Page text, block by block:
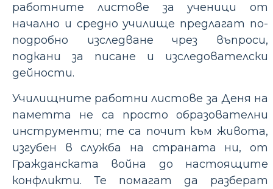
работните листове за ученици от
начално и средно училище предлагат по-
подробно изследване чрез въпроси,
подкани за писане и изследователски
дейности.
Училищните работни листове за Деня на
паметта не са просто образователни
инструменти; те са почит към живота,
изгубен в служба на страната ни, от
Гражданската война до настоящите
конфликти. Те помагат да разберат